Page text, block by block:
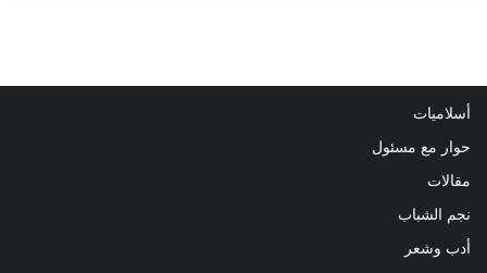
أسلاميات
حوار مع مسئول
مقالات
نجم الشباب
أدب وشعر